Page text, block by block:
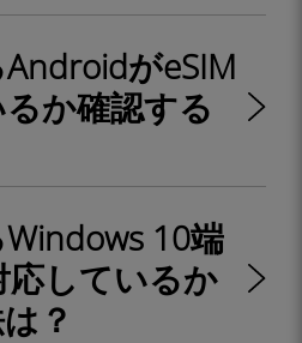
がeSIM
か確認する
10端
応しているか
？